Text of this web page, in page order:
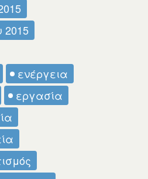
2015
ενέργεια
εργασία